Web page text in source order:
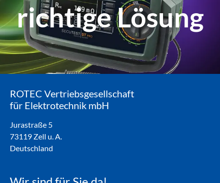
richtige Lösung
ROTEC Vertriebsgesellschaft
für Elektrotechnik mbH
Jurastraße 5
73119 Zell u. A.
Deutschland